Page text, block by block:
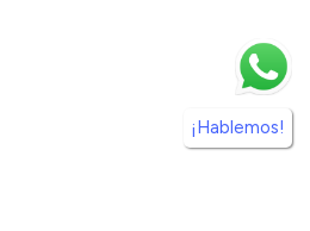
¡Hablemos!